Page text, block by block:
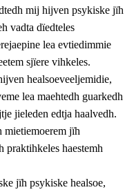
prinsihph
mij hijven psykiske jïh
vadta dïedteles
lea evtiedimmie
sjïere vihkeles.
healsoeveeljemidie,
lea maehtedh guarkedh
jieleden edtja haalvedh.
mietiemoerem jïh
praktihkeles haestemh
jïh psykiske healsoe,